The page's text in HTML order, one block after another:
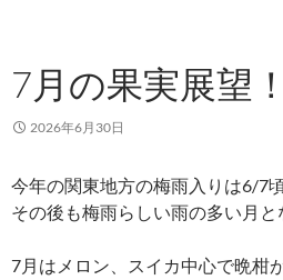
7月の果実展望！
2026年6月30日
今年の関東地方の梅雨入りは6/7
その後も梅雨らしい雨の多い月と
7月はメロン、スイカ中心で晩柑